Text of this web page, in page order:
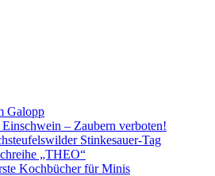
Galopp
– Zaubern verboten!
Stinkesauer-Tag
„THEO“
Kochbücher für Minis